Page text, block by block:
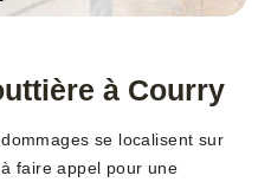
à Courry
se localisent sur
faire appel pour une